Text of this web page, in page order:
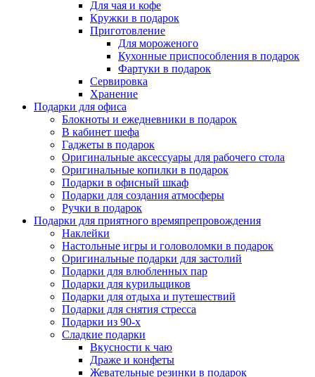
Для чая и кофе
Кружки в подарок
Приготовление
Для мороженого
Кухонные приспособления в подарок
Фартуки в подарок
Сервировка
Хранение
Подарки для офиса
Блокноты и ежедневники в подарок
В кабинет шефа
Гаджеты в подарок
Оригинальные аксессуары для рабочего стола
Оригинальные копилки в подарок
Подарки в офисный шкаф
Подарки для создания атмосферы
Ручки в подарок
Подарки для приятного времяпрепровождения
Наклейки
Настольные игры и головоломки в подарок
Оригинальные подарки для застолий
Подарки для влюбленных пар
Подарки для курильщиков
Подарки для отдыха и путешествий
Подарки для снятия стресса
Подарки из 90-х
Сладкие подарки
Вкусности к чаю
Драже и конфеты
Жевательные резинки в подарок